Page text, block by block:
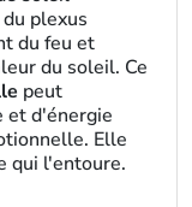
plexus
du feu et
du soleil. Ce
peut
et d'énergie
Elle
qui l'entoure.